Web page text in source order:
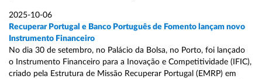
2025-10-06
Recuperar Portugal e Banco Português de Fomento lançam novo
Instrumento Financeiro
No dia 30 de setembro, no Palácio da Bolsa, no Porto, foi lançado
o Instrumento Financeiro para a Inovação e Competitividade (IFIC),
criado pela Estrutura de Missão Recuperar Portugal (EMRP) em